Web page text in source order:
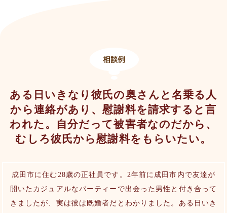
ある日いきなり彼氏の奥さんと名乗る人
から連絡があり、慰謝料を請求すると言
われた。自分だって被害者なのだから、
むしろ彼氏から慰謝料をもらいたい。
成田市に住む28歳の正社員です。2年前に成田市内で友達が
開いたカジュアルなパーティーで出会った男性と付き合って
きましたが、実は彼は既婚者だとわかりました。ある日いき